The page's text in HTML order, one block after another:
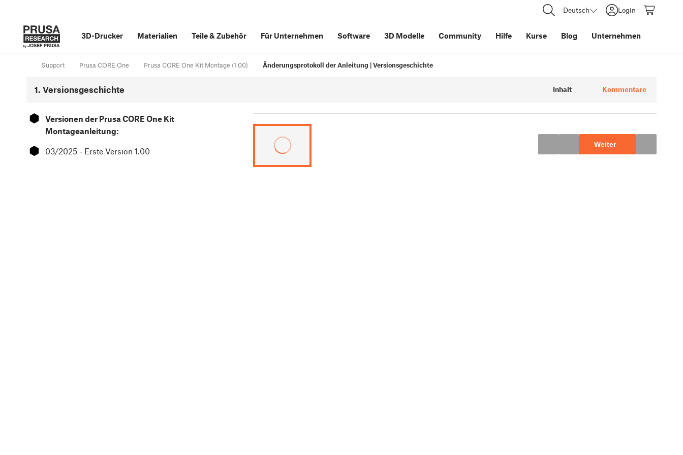
Deutsch Login
3D-Drucker Materialien Teile&Zubehör Für Unternehmen Software 3D Modelle Community Hilfe Kurse Blog Unternehmen
Support Prusa CORE One Prusa CORE One Kit Montage (1.00) Änderungsprotokoll der Anleitung | Versionsgeschichte
1. Versionsgeschichte Inhalt Kommentare
⬢
Versionen der Prusa CORE One Kit
Montageanleitung:
⬢ 03/2025 - Erste Version 1.00
Weiter